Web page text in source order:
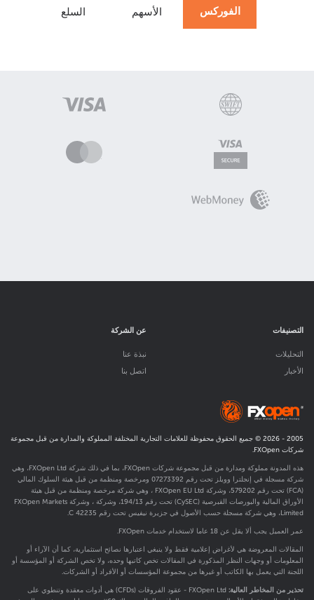
الفوركس الأسهم السلع
التصنيفات
التحليلات
الأخبار
عن الشركة
نبذة عنا
اتصل بنا
2005 -
2026 © جميع الحقوق محفوظة للعلامات التجارية المختلفة المملوكة والمدارة من قبل مجموعة
شركات FXOpen.
هذه المدونة مملوكة ومدارة من قبل مجموعة شركات FXOpen، بما في ذلك شركة FXOpen Ltd، وهي
شركة مسجلة في إنجلترا وويلز تحت رقم 07273392 ومرخصة ومنظمة من قبل هيئة السلوك المالي
(FCA) تحت رقم
579202
، وشركة FXOpen EU Ltd ، وهي شركة مرخصة ومنظمة من قبل هيئة
الأوراق المالية والبورصات القبرصية (CySEC) تحت رقم 194/13، وشركة ، وشركة FXOpen Markets
Limited، وهي شركة مسجلة حسب الأصول في جزيرة نيفيس تحت رقم C 42235.
عمر العميل يجب ألا يقل عن 18 عاما لاستخدام خدمات FXOpen.
المقالات المعروضة هي لأغراض إعلامية فقط ولا ينبغي اعتبارها نصائح استثمارية، كما أن الآراء أو
المعلومات أو وجهات النظر المذكورة في المقالات تخص كاتبها وحده، ولا تخص الشركة أو المؤسسة أو
اللجنة التي يعمل بها الكاتب أو غيرها من مجموعة المؤسسات أو الأفراد أو الشركات.
تحذير من المخاطر العالية:
FXOpen Ltd - عقود الفروقات (CFDs) هي أدوات معقدة وتنطوي على